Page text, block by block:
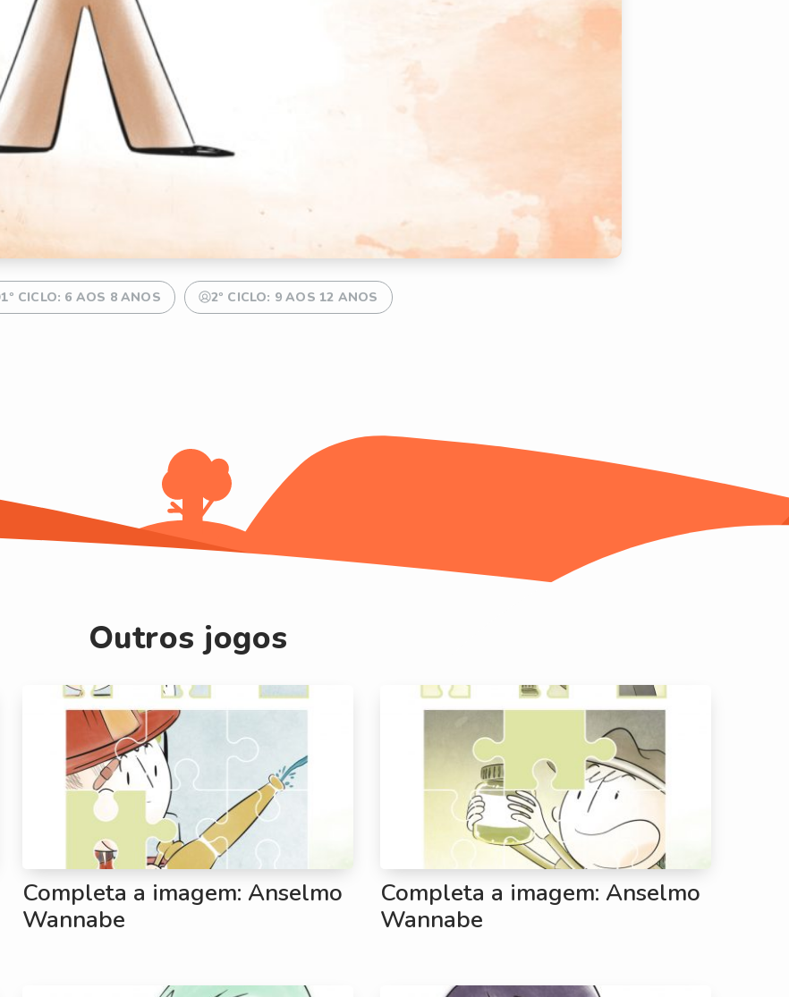
1º CICLO: 6 AOS 8 ANOS 2º CICLO: 9 AOS 12 ANOS
Outros jogos
Completa a imagem: Anselmo
Wannabe
Completa a imagem: Anselmo
Wannabe